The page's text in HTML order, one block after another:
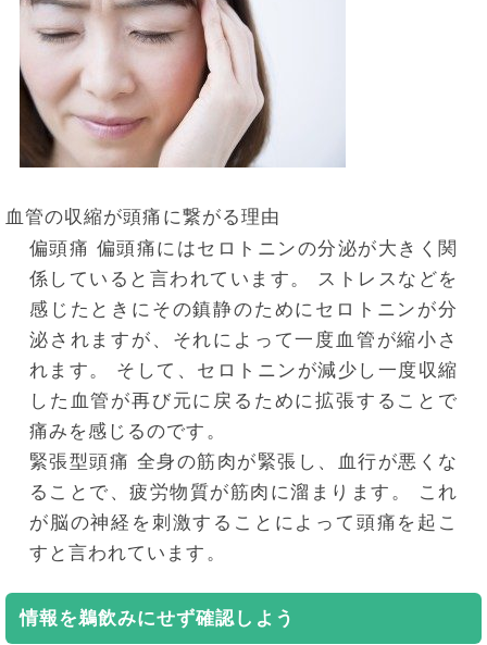
血管の収縮が頭痛に繋がる理由
偏頭痛 偏頭痛にはセロトニンの分泌が大きく関
係していると言われています。
ストレスなどを
感じたときにその鎮静のためにセロトニンが分
泌されますが、それによって一度血管が縮小さ
れます。 そして、セロトニンが減少し一度収縮
した血管が再び元に戻るために拡張することで
痛みを感じるのです。
緊張型頭痛 全身の筋肉が緊張し、血行が悪くな
ることで、疲労物質が筋肉に溜まります。
これ
が脳の神経を刺激することによって頭痛を起こ
すと言われています。
情報を鵜飲みにせず確認しよう